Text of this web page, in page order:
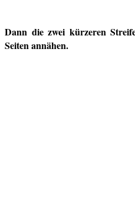
Dann die zwei kürzeren
Seiten annähen.